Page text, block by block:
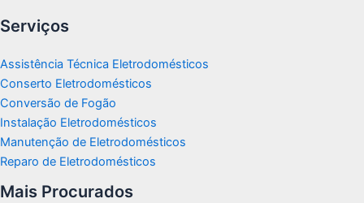
Serviços
Assistência Técnica Eletrodomésticos
Conserto Eletrodomésticos
Conversão de Fogão
Instalação Eletrodomésticos
Manutenção de Eletrodomésticos
Reparo de Eletrodomésticos
Mais Procurados